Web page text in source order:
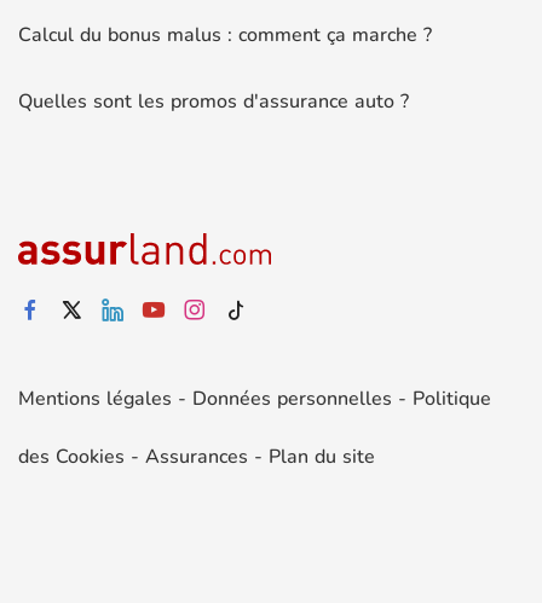
Calcul du bonus malus : comment ça marche ?
Quelles sont les promos d'assurance auto ?
Mentions légales - Données personnelles - Politique
des Cookies - Assurances - Plan du site